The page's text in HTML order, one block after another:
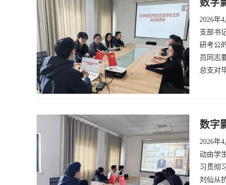
数字
2026年
支部书
研考公
员同志
总支对
数字
2026年
动由学
习贯彻
刘仙从